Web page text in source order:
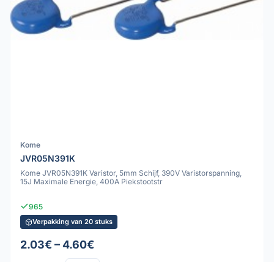
Kome
JVR05N391K
Kome JVR05N391K Varistor, 5mm Schijf, 390V Varistorspanning,
15J Maximale Energie, 400A Piekstootstr
965
Verpakking van 20 stuks
2.03€ – 4.60€